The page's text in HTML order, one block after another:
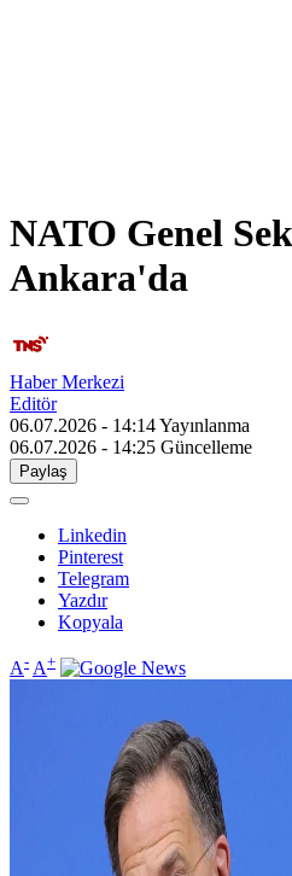
NATO Genel
Ankara'da
Haber Merkezi
Editör
06.07.2026 - 14:14Yayınlanma
06.07.2026 - 14:25 Güncelleme
Paylaş
Linkedin
Pinterest
Telegram
Yazdır
Kopyala
A- A+